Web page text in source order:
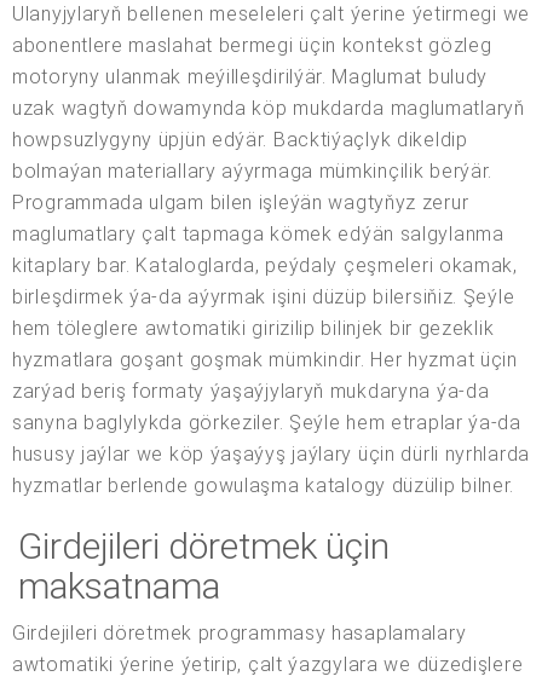
Ulanyjylaryň bellenen meseleleri çalt ýerine ýetirmegi we
abonentlere maslahat bermegi üçin kontekst gözleg
motoryny ulanmak meýilleşdirilýär. Maglumat buludy
uzak wagtyň dowamynda köp mukdarda maglumatlaryň
howpsuzlygyny üpjün edýär. Backtiýaçlyk dikeldip
bolmaýan materiallary aýyrmaga mümkinçilik berýär.
Programmada ulgam bilen işleýän wagtyňyz zerur
maglumatlary çalt tapmaga kömek edýän salgylanma
kitaplary bar. Kataloglarda, peýdaly çeşmeleri okamak,
birleşdirmek ýa-da aýyrmak işini düzüp bilersiňiz. Şeýle
hem töleglere awtomatiki girizilip bilinjek bir gezeklik
hyzmatlara goşant goşmak mümkindir. Her hyzmat üçin
zarýad beriş formaty ýaşaýjylaryň mukdaryna ýa-da
sanyna baglylykda görkeziler. Şeýle hem etraplar ýa-da
hususy jaýlar we köp ýaşaýyş jaýlary üçin dürli nyrhlarda
hyzmatlar berlende gowulaşma katalogy düzülip bilner.
Girdejileri döretmek üçin
maksatnama
Girdejileri döretmek programmasy hasaplamalary
awtomatiki ýerine ýetirip, çalt ýazgylara we düzedişlere